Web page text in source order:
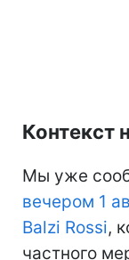
Контекст
Мы уже
вечером 1
Balzi Rossi,
частного